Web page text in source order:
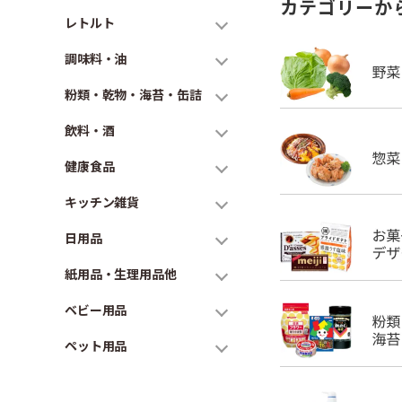
レトルト
調味料・油
粉類・乾物・海苔・缶詰
飲料・酒
健康食品
キッチン雑貨
日用品
紙用品・生理用品他
ベビー用品
ペット用品
カテゴリーか